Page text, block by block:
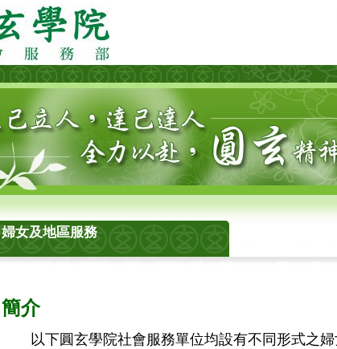
婦女及地區服務
簡介
以下圓玄學院社會服務單位均設有不同形式之婦